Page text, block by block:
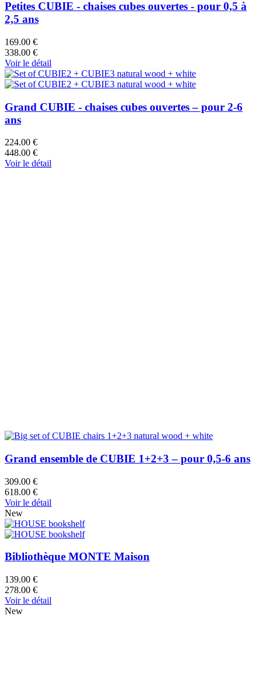
Petites CUBIE - chaises cubes ouvertes - pour 0,5 à
2,5 ans
169.00 €
338.00 €
Voir le détail
Grand CUBIE - chaises cubes ouvertes – pour 2-6
ans
224.00 €
448.00 €
Voir le détail
Grand ensemble de CUBIE 1+2+3 – pour 0,5-6 ans
309.00 €
618.00 €
Voir le détail
New
Bibliothèque MONTE Maison
139.00 €
278.00 €
Voir le détail
New